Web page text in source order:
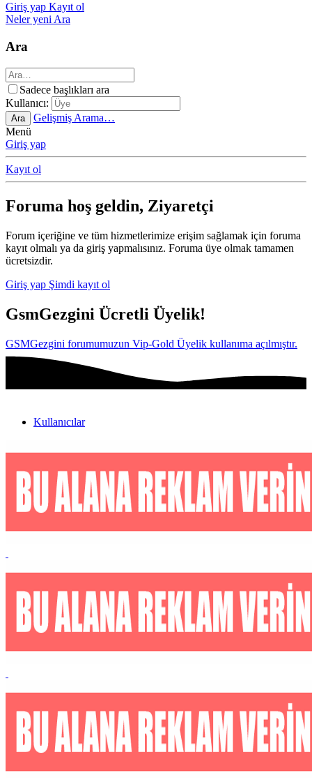
Giriş yap Kayıt ol
Neler yeniAra
Ara
Sadece başlıkları ara
Kullanıcı:
Ara
Gelişmiş Arama…
Menü
Giriş yap
Kayıt ol
Foruma hoş geldin, Ziyaretçi
Forum içeriğine ve tüm hizmetlerimize erişim sağlamak için foruma
kayıt olmalı ya da giriş yapmalısınız. Foruma üye olmak tamamen
ücretsizdir.
Giriş yap Şimdi kayıt ol
GsmGezgini Ücretli Üyelik!
GSMGezgini forumumuzun Vip-Gold Üyelik kullanıma açılmıştır.
Kullanıcılar